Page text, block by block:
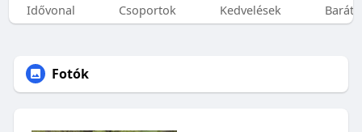
Idővonal Csoportok Kedvelések
Fotók